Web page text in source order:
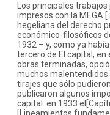
Los principales
impresos con la
hegeliana del derecho
económico-filosóficos
1932 – y, como ya
tercero de El capital,
obras terminadas,
muchos
tirajes que sólo
publicaron algunos
capital: en 1933